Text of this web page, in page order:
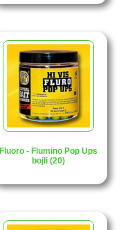
Fluoro - Flumino Pop Ups
bojli (20)